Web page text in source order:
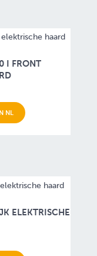
I FRONT
NL
ELEKTRISCHE